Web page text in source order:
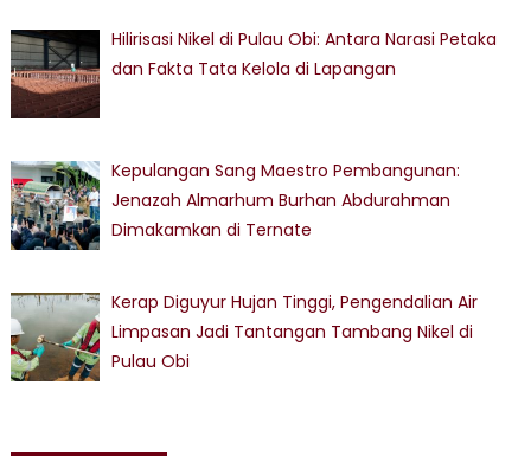
Hilirisasi Nikel di Pulau Obi: Antara Narasi Petaka
dan Fakta Tata Kelola di Lapangan
Kepulangan Sang Maestro Pembangunan:
Jenazah Almarhum Burhan Abdurahman
Dimakamkan di Ternate
Kerap Diguyur Hujan Tinggi, Pengendalian Air
Limpasan Jadi Tantangan Tambang Nikel di
Pulau Obi